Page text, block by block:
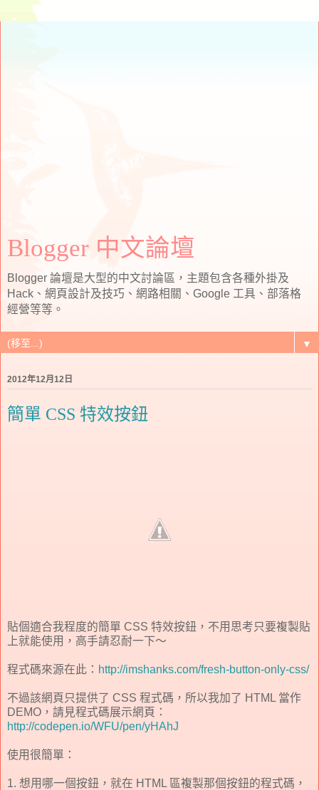
Blogger 中文論壇
Blogger 論壇是大型的中文討論區，主題包含各種外掛及
Hack、網頁設計及技巧、網路相關、Google 工具、部落格
經營等等。
▼
2012年12月12日
簡單 CSS 特效按鈕
貼個適合我程度的簡單 CSS 特效按鈕，不用思考只要複製貼
上就能使用，高手請忍耐一下～
程式碼來源在此： http://imshanks.com/fresh-button-only-css/
不過該網頁只提供了 CSS 程式碼，所以我加了 HTML 當作
DEMO，請見程式碼展示網頁：
http://codepen.io/WFU/pen/yHAhJ
使用很簡單：
1. 想用哪一個按鈕，就在 HTML 區複製那個按鈕的程式碼，